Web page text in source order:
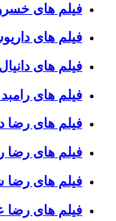
فیلم های
فیلم های
فیلم های
فیلم های
فیلم های رضا
فیلم های رضا
فیلم های
فیلم های رضا